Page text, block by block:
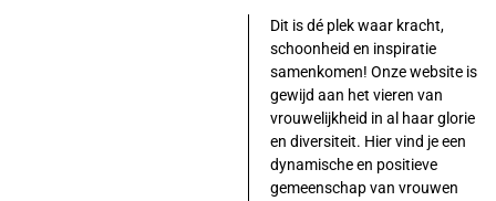
Dit is dé plek waar kracht,
schoonheid en inspiratie
samenkomen! Onze website is
gewijd aan het vieren van
vrouwelijkheid in al haar glorie
en diversiteit. Hier vind je een
dynamische en positieve
gemeenschap van vrouwen